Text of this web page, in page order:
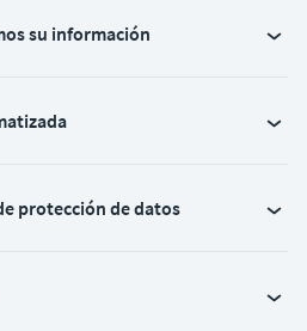
su información
protección de datos